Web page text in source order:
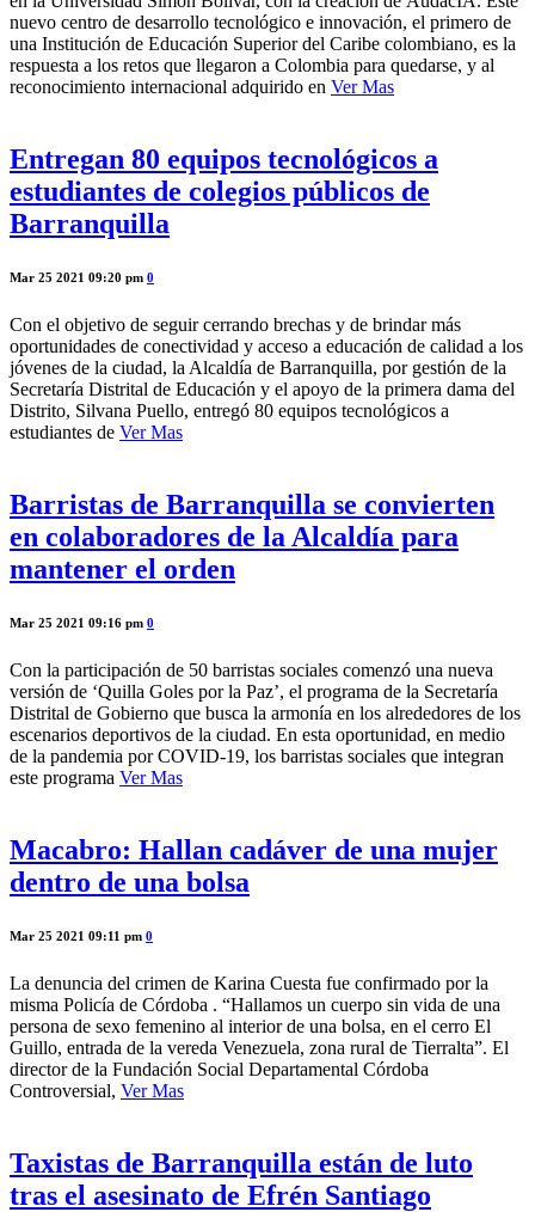
nuevo centro de desarrollo tecnológico e innovación, el primero de
una Institución de Educación Superior del Caribe colombiano, es la
respuesta a los retos que llegaron a Colombia para quedarse, y al
reconocimiento internacional adquirido en Ver Mas
Entregan 80 equipos tecnológicos a
estudiantes de colegios públicos de
Barranquilla
Mar 25 2021 09:20 pm 0
Con el objetivo de seguir cerrando brechas y de brindar más
oportunidades de conectividad y acceso a educación de calidad a los
jóvenes de la ciudad, la Alcaldía de Barranquilla, por gestión de la
Secretaría Distrital de Educación y el apoyo de la primera dama del
Distrito, Silvana Puello, entregó 80 equipos tecnológicos a
estudiantes de Ver Mas
Barristas de Barranquilla se convierten
en colaboradores de la Alcaldía para
mantener el orden
Mar 25 2021 09:16 pm 0
Con la participación de 50 barristas sociales comenzó una nueva
versión de ‘Quilla Goles por la Paz’, el programa de la Secretaría
Distrital de Gobierno que busca la armonía en los alrededores de los
escenarios deportivos de la ciudad. En esta oportunidad, en medio
de la pandemia por COVID-19, los barristas sociales que integran
este programa Ver Mas
Macabro: Hallan cadáver de una mujer
dentro de una bolsa
Mar 25 2021 09:11 pm 0
La denuncia del crimen de Karina Cuesta fue confirmado por la
misma Policía de Córdoba . “Hallamos un cuerpo sin vida de una
persona de sexo femenino al interior de una bolsa, en el cerro El
Guillo, entrada de la vereda Venezuela, zona rural de Tierralta”. El
director de la Fundación Social Departamental Córdoba
Controversial, Ver Mas
Taxistas de Barranquilla están de luto
tras el asesinato de Efrén Santiago